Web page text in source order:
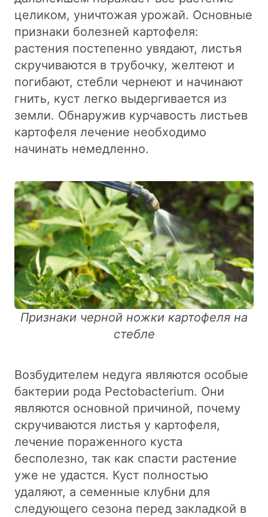
целиком, уничтожая урожай. Основные
признаки болезней картофеля:
растения постепенно увядают, листья
скручиваются в трубочку, желтеют и
погибают, стебли чернеют и начинают
гнить, куст легко выдергивается из
земли. Обнаружив курчавость листьев
картофеля лечение необходимо
начинать немедленно.
Признаки черной ножки картофеля на
стебле
Возбудителем недуга являются особые
бактерии рода Pectobacterium. Они
являются основной причиной, почему
скручиваются листья у картофеля,
лечение пораженного куста
бесполезно, так как спасти растение
уже не удастся. Куст полностью
удаляют, а семенные клубни для
следующего сезона перед закладкой в